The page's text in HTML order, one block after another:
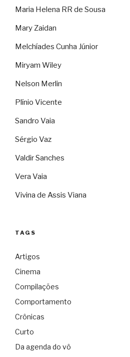
Maria Helena RR de Sousa
Mary Zaidan
Melchíades Cunha Júnior
Miryam Wiley
Nelson Merlin
Plínio Vicente
Sandro Vaia
Sérgio Vaz
Valdir Sanches
Vera Vaia
Vivina de Assis Viana
TAGS
Artigos
Cinema
Compilações
Comportamento
Crônicas
Curto
Da agenda do vô